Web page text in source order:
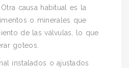
causa habitual es la
o minerales que
de las válvulas, lo que
goteos.
instalados o ajustados